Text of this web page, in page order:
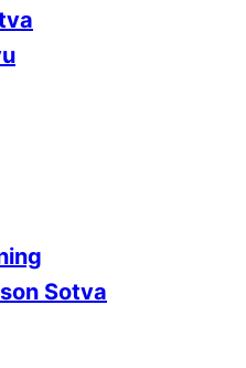
Sotva